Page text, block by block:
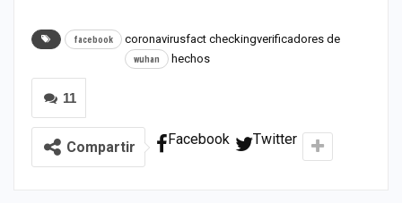
coronavirus
facebook
fact checkingverificadores de
hechos
wuhan
11
Compartir Facebook Twitter